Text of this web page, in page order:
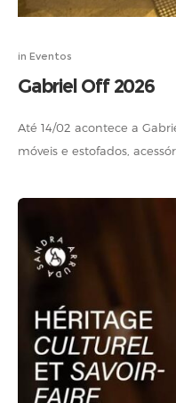
in Eventos
Gabriel Off 2026
Até 14/02 acontece a
móveis e estofados,
descontos de 10% a 50%.